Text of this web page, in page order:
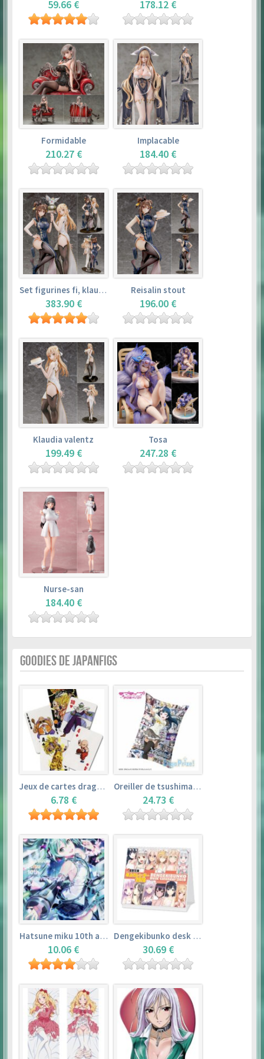
59.66 € 178.12 €
Formidable
210.27 €
Implacable
184.40 €
Set figurines fi, klaudia valentz, reisalin stout
383.90 €
Reisalin stout
196.00 €
Klaudia valentz
199.49 €
Tosa
247.28 €
Nurse-san
184.40 €
GOODIES DE JAPANFIGS
Jeux de cartes dragon ball
6.78 €
Oreiller de tsushima yoshiko (35cm×53cm) – love live! sunshine!!
24.73 €
Hatsune miku 10th anniversary book
10.06 €
Dengekibunko desk calendar 2018
30.69 €